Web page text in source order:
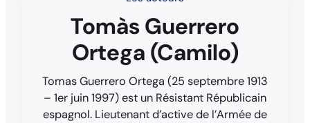
Tomàs Guerrero
Ortega (Camilo)
Tomas Guerrero Ortega (25 septembre 1913
– 1er juin 1997) est un Résistant Républicain
espagnol. Lieutenant d’active de l’Armée de